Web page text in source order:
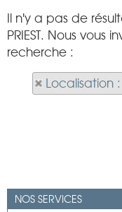
Il n'y a pas de
PRIEST. Nous vous
recherche :
Localisation :
NOS SERVICES